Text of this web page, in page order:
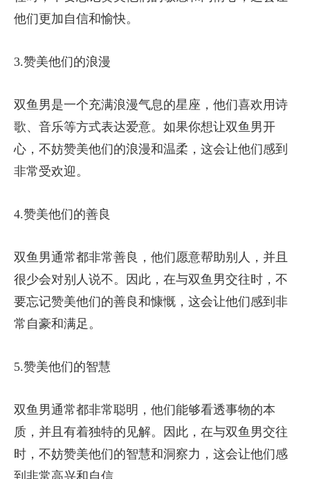
他们更加自信和愉快。
3.赞美他们的浪漫
双鱼男是一个充满浪漫气息的星座，他们喜欢用诗
歌、音乐等方式表达爱意。如果你想让双鱼男开
心，不妨赞美他们的浪漫和温柔，这会让他们感到
非常受欢迎。
4.赞美他们的善良
双鱼男通常都非常善良，他们愿意帮助别人，并且
很少会对别人说不。因此，在与双鱼男交往时，不
要忘记赞美他们的善良和慷慨，这会让他们感到非
常自豪和满足。
5.赞美他们的智慧
双鱼男通常都非常聪明，他们能够看透事物的本
质，并且有着独特的见解。因此，在与双鱼男交往
时，不妨赞美他们的智慧和洞察力，这会让他们感
到非常高兴和自信。